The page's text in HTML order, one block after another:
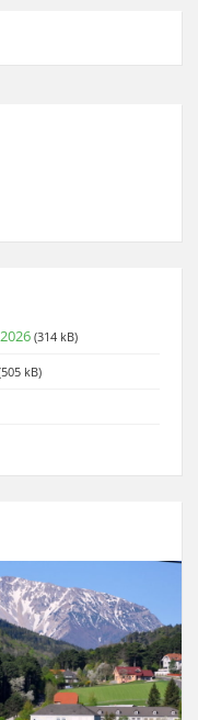
(314 kB)
kB)